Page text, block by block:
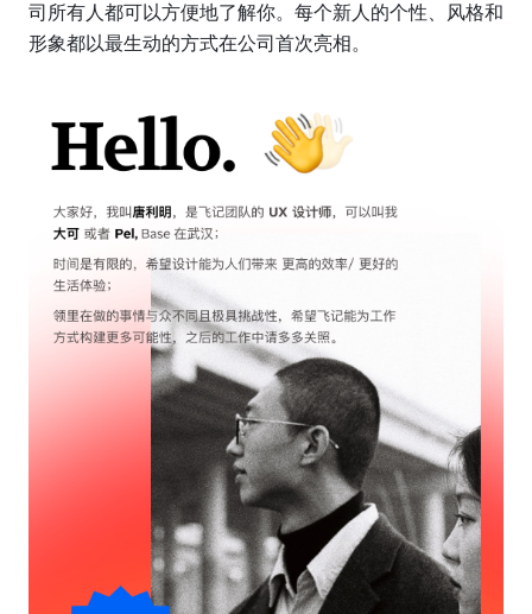
司所有人都可以方便地了解你。每个新人的个性、风格和
形象都以最生动的方式在公司首次亮相。